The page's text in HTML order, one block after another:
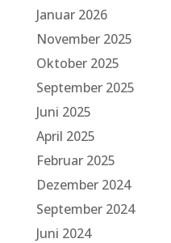
Januar 2026
November 2025
Oktober 2025
September 2025
Juni 2025
April 2025
Februar 2025
Dezember 2024
September 2024
Juni 2024